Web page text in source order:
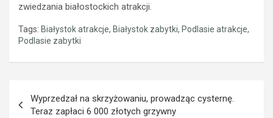
zwiedzania białostockich atrakcji.
Tags: Białystok atrakcje, Białystok zabytki, Podlasie atrakcje,
Podlasie zabytki
wpisu
Wyprzedzał na skrzyżowaniu, prowadząc cysternę.
Teraz zapłaci 6 000 złotych grzywny
w
o
z
z
a
z
z
k
e